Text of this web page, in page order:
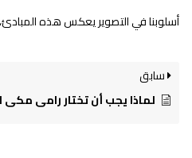
أسلوبنا في التصوير يعكس هذه المبادئ،
سابق
لماذا يجب أن تختار رامي مكي لتلبية